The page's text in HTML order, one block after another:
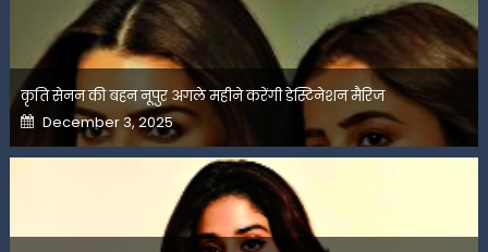
कृति सेनन की बहन नूपुर अगले महीने करेंगी डेस्टिनेशन मैरिज
Posted
on
December 3, 2025